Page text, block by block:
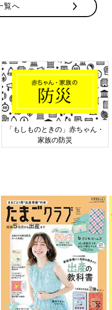
覧へ
「もしものときの」赤ちゃん・
家族の防災